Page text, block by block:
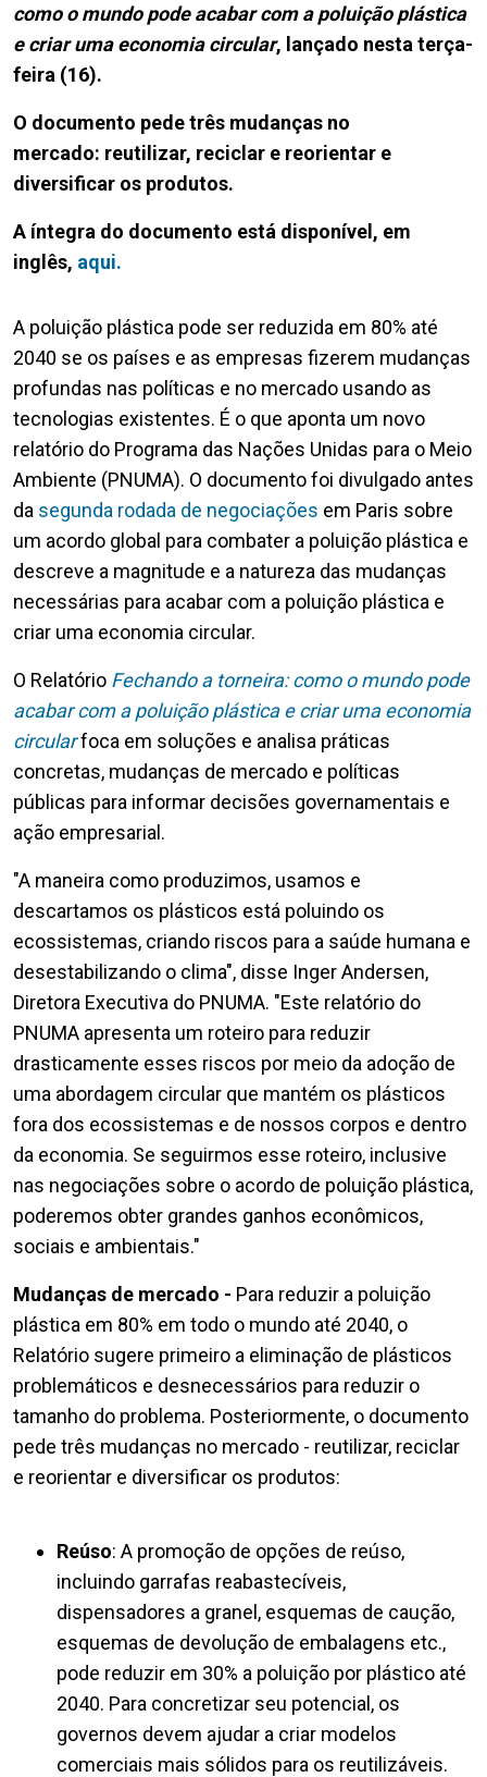
como o mundo pode acabar com a poluição plástica
e criar uma economia circular, lançado nesta terça-
feira (16).
O documento pede três mudanças no
mercado: reutilizar, reciclar e reorientar e
diversificar os produtos.
A íntegra do documento está disponível, em
inglês, aqui.
A poluição plástica pode ser reduzida em 80% até
2040 se os países e as empresas fizerem mudanças
profundas nas políticas e no mercado usando as
tecnologias existentes. É o que aponta um novo
relatório do Programa das Nações Unidas para o Meio
Ambiente (PNUMA). O documento foi divulgado antes
da segunda rodada de negociações em Paris sobre
um acordo global para combater a poluição plástica e
descreve a magnitude e a natureza das mudanças
necessárias para acabar com a poluição plástica e
criar uma economia circular.
O Relatório Fechando a torneira: como o mundo pode
acabar com a poluição plástica e criar uma economia
circularfoca em soluções e analisa práticas
concretas, mudanças de mercado e políticas
públicas para informar decisões governamentais e
ação empresarial.
"A maneira como produzimos, usamos e
descartamos os plásticos está poluindo os
ecossistemas, criando riscos para a saúde humana e
desestabilizando o clima", disse Inger Andersen,
Diretora Executiva do PNUMA. "Este relatório do
PNUMA apresenta um roteiro para reduzir
drasticamente esses riscos por meio da adoção de
uma abordagem circular que mantém os plásticos
fora dos ecossistemas e de nossos corpos e dentro
da economia. Se seguirmos esse roteiro, inclusive
nas negociações sobre o acordo de poluição plástica,
poderemos obter grandes ganhos econômicos,
sociais e ambientais."
Mudanças de mercado - Para reduzir a poluição
plástica em 80% em todo o mundo até 2040, o
Relatório sugere primeiro a eliminação de plásticos
problemáticos e desnecessários para reduzir o
tamanho do problema. Posteriormente, o documento
pede três mudanças no mercado - reutilizar, reciclar
e reorientar e diversificar os produtos:
Reúso: A promoção de opções de reúso,
incluindo garrafas reabastecíveis,
dispensadores a granel, esquemas de caução,
esquemas de devolução de embalagens etc.,
pode reduzir em 30% a poluição por plástico até
2040. Para concretizar seu potencial, os
governos devem ajudar a criar modelos
comerciais mais sólidos para os reutilizáveis.